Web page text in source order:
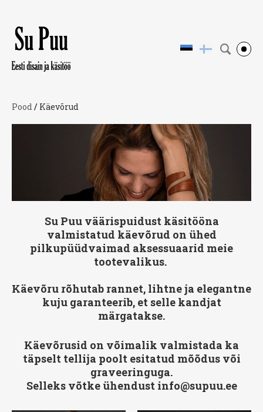
Pood / Käevõrud
Su Puu väärispuidust käsitööna
valmistatud käevõrud on ühed
pilkupüüdvaimad aksessuaarid meie
tootevalikus.
Käevõru rõhutab rannet, lihtne ja elegantne
kuju garanteerib, et selle kandjat
märgatakse.
Käevõrusid on võimalik valmistada ka
täpselt tellija poolt esitatud mõõdus või
graveeringuga.
Selleks võtke ühendust info@supuu.ee